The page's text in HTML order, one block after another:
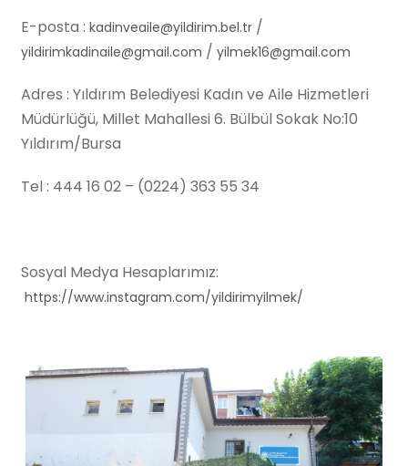
E-posta : kadinveaile@yildirim.bel.tr /
yildirimkadinaile@gmail.com / yilmek16@gmail.com
Adres : Yıldırım Belediyesi Kadın ve Aile Hizmetleri
Müdürlüğü, Millet Mahallesi 6. Bülbül Sokak No:10
Yıldırım/Bursa
Tel : 444 16 02 – (0224) 363 55 34
Sosyal Medya Hesaplarımız:
https://www.instagram.com/yildirimyilmek/